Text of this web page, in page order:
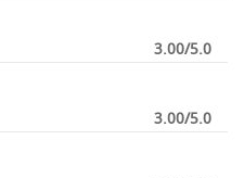
3.00/5.0
3.00/5.0